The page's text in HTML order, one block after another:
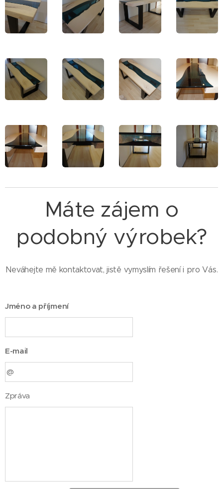
Máte zájem o
podobný výrobek?
Neváhejte mě kontaktovat, jistě vymyslím řešení i pro Vás.
Jméno a příjmení
E-mail
Zpráva